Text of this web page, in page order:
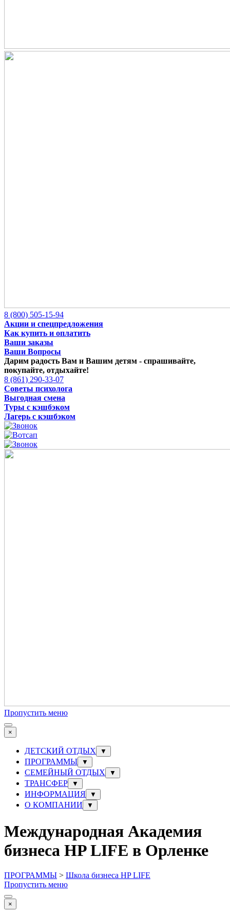
8 (800) 505-15-94
Акции и спецпредложения
Как купить и оплатить
Ваши заказы
Ваши Вопросы
Дарим радость Вам и Вашим детям - спрашивайте,
покупайте, отдыхайте!
8 (861) 290-33-07
Советы психолога
Выгодная смена
Туры с кэшбэком
Лагерь с кэшбэком
Пропустить меню
×
ДЕТСКИЙ ОТДЫХ ▼
ПРОГРАММЫ ▼
СЕМЕЙНЫЙ ОТДЫХ ▼
ТРАНСФЕР ▼
ИНФОРМАЦИЯ ▼
О КОМПАНИИ ▼
Международная Академия
бизнеса HP LIFE в Орленке
ПРОГРАММЫ > Школа бизнеса HP LIFE
Пропустить меню
×